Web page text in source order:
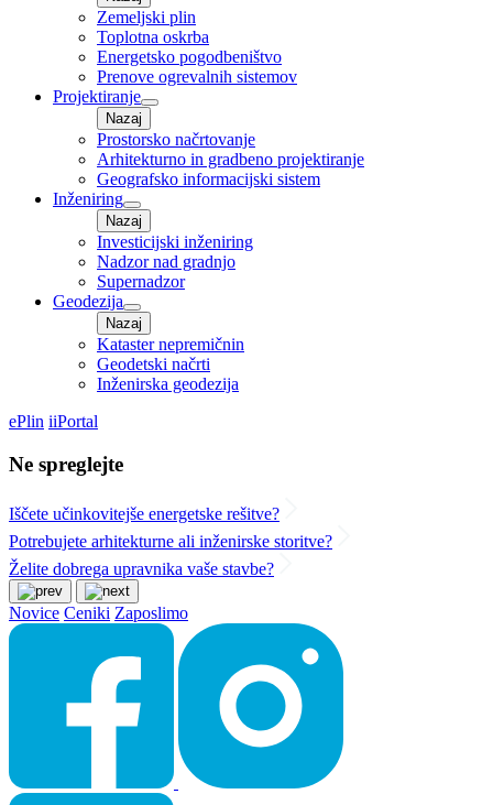
Zemeljski plin
Toplotna oskrba
Energetsko pogodbeništvo
Prenove ogrevalnih sistemov
Projektiranje
Nazaj
Prostorsko načrtovanje
Arhitekturno in gradbeno projektiranje
Geografsko informacijski sistem
Inženiring
Nazaj
Investicijski inženiring
Nadzor nad gradnjo
Supernadzor
Geodezija
Nazaj
Kataster nepremičnin
Geodetski načrti
Inženirska geodezija
ePlin iiPortal
Ne spreglejte
Iščete učinkovitejše energetske rešitve?
Potrebujete arhitekturne ali inženirske storitve?
Želite dobrega upravnika vaše stavbe?
Novice Ceniki Zaposlimo